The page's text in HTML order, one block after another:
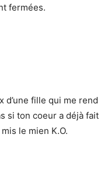
fermées.
d’une fille qui me rend
si ton coeur a déjà fait
le mien K.O.